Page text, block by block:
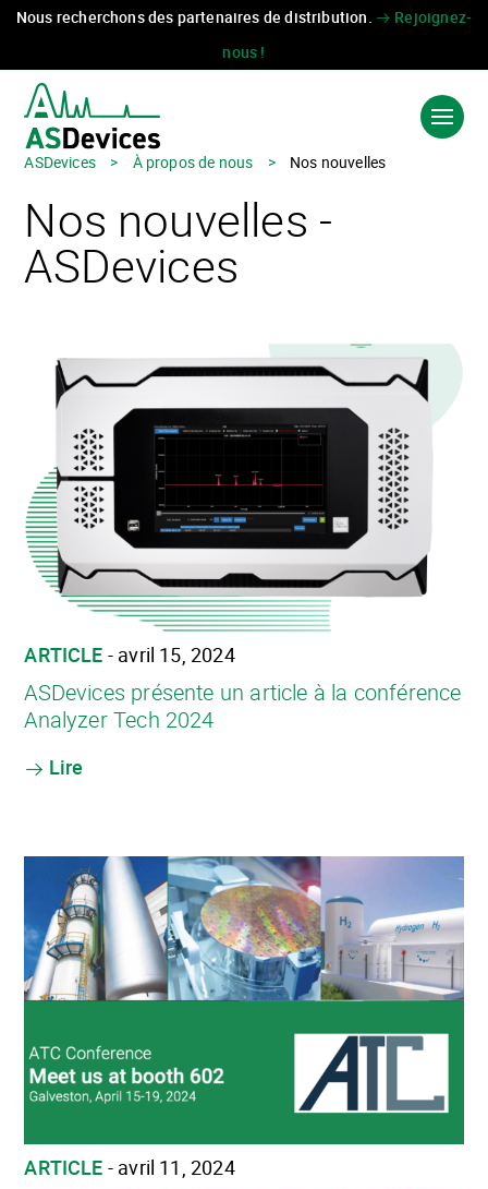
Nous recherchons des partenaires de distribution.
Rejoignez-
nous !
Language: 中国 EN
PRODUITS ET SOLUTIONS
TECHNOLOGIES
À PROPOS
ASDevices > À propos de nous > Nos nouvelles
Nos nouvelles -
ASDevices
ARTICLE - avril 15, 2024
ASDevices présente un article à la conférence
Analyzer Tech 2024
Lire
ARTICLE - avril 11, 2024